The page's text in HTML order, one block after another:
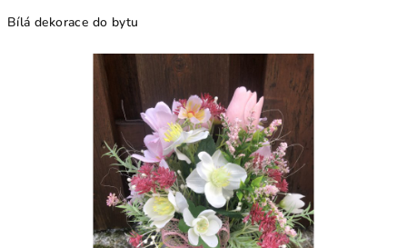
Bílá dekorace do bytu